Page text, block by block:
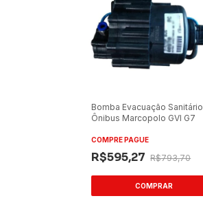
Bomba Evacuação Sanitário
Ônibus Marcopolo GVI G7
COMPRE PAGUE
R$595,27 R$793,70